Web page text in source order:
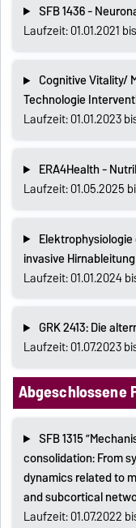
SFB 1436 -
Laufzeit: 01.01.2021
Cognitive Vitality/
Technologie
Laufzeit: 01.01.2023
ERA4Health -
Laufzeit: 01.05.2025
invasive
Laufzeit: 01.01.2024
GRK 2413: Die
Laufzeit: 01.07.2023
Abgeschlossene
SFB 1315
consolidation: From
dynamics related to
and subcortical
Laufzeit: 01.07.2022